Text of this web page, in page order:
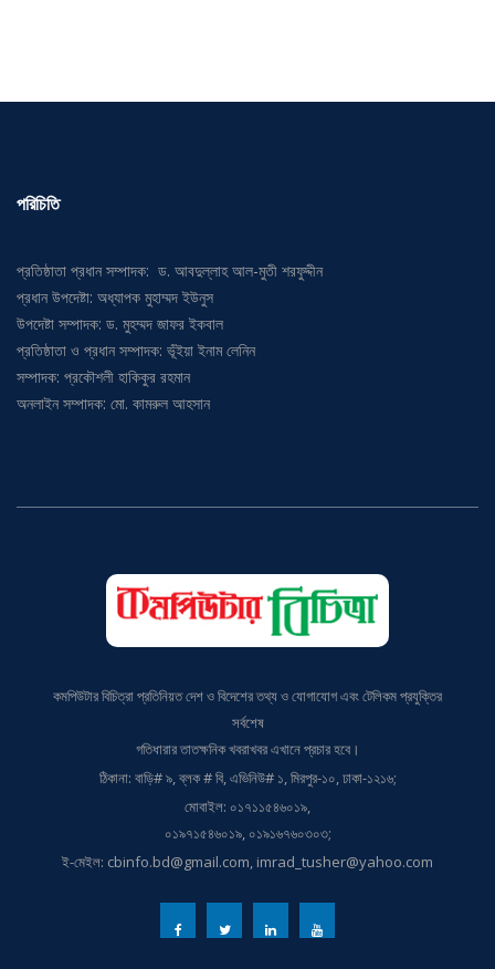
প্রধান উপদেষ্টা: অধ্যাপক মুহাম্মদ ইউনুস
উপদেষ্টা সম্পাদক: ড. মুহম্মদ জাফর ইকবাল
প্রতিষ্ঠাতা ও প্রধান সম্পাদক: ভূঁইয়া ইনাম লেনিন
সম্পাদক: প্রকৌশলী হাকিকুর রহমান
অনলাইন সম্পাদক: মো. কামরুল আহসান
সর্বশেষ
গতিধারার তাতক্ষনিক খবরাখবর এখানে প্রচার হবে।
ঠিকানা: বাড়ি# ৯, ব্লক # বি, এভিনিউ# ১, মিরপুর-১০, ঢাকা-১২১৬;
মোবাইল: ০১৭১১৫৪৬০১৯,
০১৯৭১৫৪৬০১৯, ০১৯১৬৭৬০৩০৩;
ই-মেইল: cbinfo.bd@gmail.com, imrad_tusher@yahoo.com